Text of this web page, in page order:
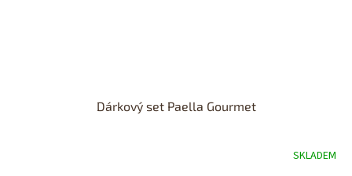
Dárkový set Paella Gourmet
SKLADEM